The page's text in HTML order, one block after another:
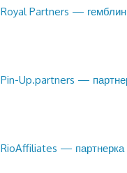
Royal Partners —
Pin-Up.partners —
RioAffiliates — партнерка